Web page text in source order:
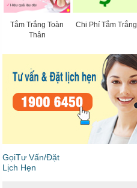
Tắm Trắng Toàn
Thân
Chi Phí Tắm Trắng
GọiTư Vấn/Đặt
Lịch Hẹn